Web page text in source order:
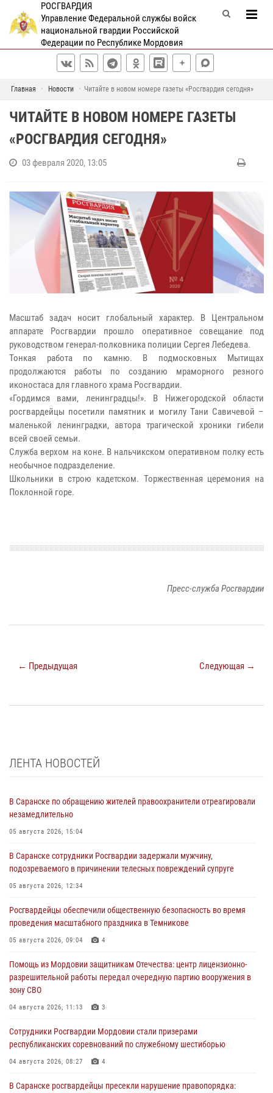
РОСГВАРДИЯ
Управление Федеральной службы войск
национальной гвардии Российской
Федерации по Республике Мордовия
Главная Новости Читайте в новом номере газеты «Росгвардия сегодня»
ЧИТАЙТЕ В НОВОМ НОМЕРЕ ГАЗЕТЫ
«РОСГВАРДИЯ СЕГОДНЯ»
03 февраля 2020, 13:05
Масштаб задач носит глобальный характер. В Центральном
аппарате Росгвардии прошло оперативное совещание под
руководством генерал-полковника полиции Сергея Лебедева.
Тонкая работа по камню. В подмосковных Мытищах
продолжаются работы по созданию мраморного резного
иконостаса для главного храма Росгвардии.
«Гордимся вами, ленинградцы!». В Нижегородской области
росгвардейцы посетили памятник и могилу Тани Савичевой –
маленькой ленинградки, автора трагической хроники гибели
всей своей семьи.
Служба верхом на коне. В нальчикском оперативном полку есть
необычное подразделение.
Школьники в строю кадетском. Торжественная церемония на
Поклонной горе.
Пресс-служба Росгвардии
← Предыдущая Следующая →
ЛЕНТА НОВОСТЕЙ
В Саранске по обращению жителей правоохранители отреагировали
незамедлительно
05 августа 2026, 15:04
В Саранске сотрудники Росгвардии задержали мужчину,
подозреваемого в причинении телесных повреждений супруге
05 августа 2026, 12:34
Росгвардейцы обеспечили общественную безопасность во время
проведения масштабного праздника в Темникове
05 августа 2026, 09:04 4
Помощь из Мордовии защитникам Отечества: центр лицензионно-
разрешительной работы передал очередную партию вооружения в
зону СВО
04 августа 2026, 11:13 3
Сотрудники Росгвардии Мордовии стали призерами
республиканских соревнований по служебному шестиборью
04 августа 2026, 08:27 4
В Саранске росгвардейцы пресекли нарушение правопорядка: